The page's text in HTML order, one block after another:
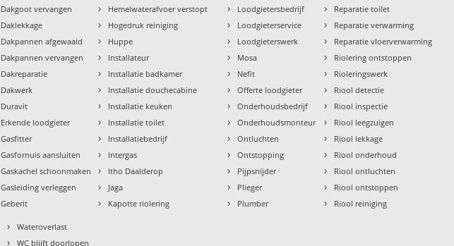
Dakgoot vervangen
Daklekkage
Dakpannen afgewaaid
Dakpannen vervangen
Dakreparatie
Dakwerk
Duravit
Erkende loodgieter
Gasfitter
Gasfornuis aansluiten
Gaskachel schoonmaken
Gasleiding verleggen
Geberit
› Hemelwaterafvoer verstopt
› Hogedruk reiniging
› Huppe
› Installateur
› Installatie badkamer
› Installatie douchecabine
› Installatie keuken
› Installatie toilet
› Installatiebedrijf
› Intergas
› Itho Daalderop
› Jaga
› Kapotte riolering
› Loodgietersbedrijf
› Loodgieterservice
› Loodgieterswerk
› Mosa
› Nefit
› Offerte loodgieter
› Onderhoudsbedrijf
› Onderhoudsmonteur
› Ontluchten
› Ontstopping
› Pijpsnijder
› Plieger
› Plumber
› Reparatie toilet
› Reparatie verwarming
› Reparatie vloerverwarming
› Riolering ontstoppen
› Rioleringswerk
› Riool detectie
› Riool inspectie
› Riool leegzuigen
› Riool lekkage
› Riool onderhoud
› Riool ontluchten
› Riool ontstoppen
› Riool reiniging
› Wateroverlast
› WC blijft doorlopen